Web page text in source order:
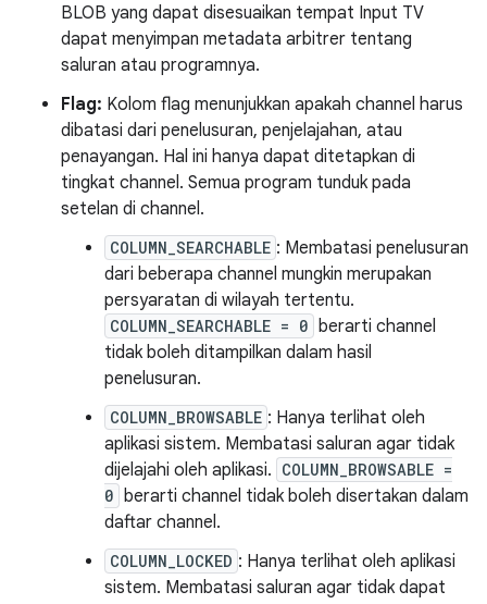
BLOB yang dapat disesuaikan tempat Input TV
dapat menyimpan metadata arbitrer tentang
saluran atau programnya.
Flag: Kolom flag menunjukkan apakah channel harus
dibatasi dari penelusuran, penjelajahan, atau
penayangan. Hal ini hanya dapat ditetapkan di
tingkat channel. Semua program tunduk pada
setelan di channel.
COLUMN_SEARCHABLE : Membatasi penelusuran
dari beberapa channel mungkin merupakan
persyaratan di wilayah tertentu.
COLUMN_SEARCHABLE = 0 berarti channel
tidak boleh ditampilkan dalam hasil
penelusuran.
COLUMN_BROWSABLE : Hanya terlihat oleh
aplikasi sistem. Membatasi saluran agar tidak
dijelajahi oleh aplikasi. COLUMN_BROWSABLE =
0 berarti channel tidak boleh disertakan dalam
daftar channel.
COLUMN_LOCKED : Hanya terlihat oleh aplikasi
sistem. Membatasi saluran agar tidak dapat